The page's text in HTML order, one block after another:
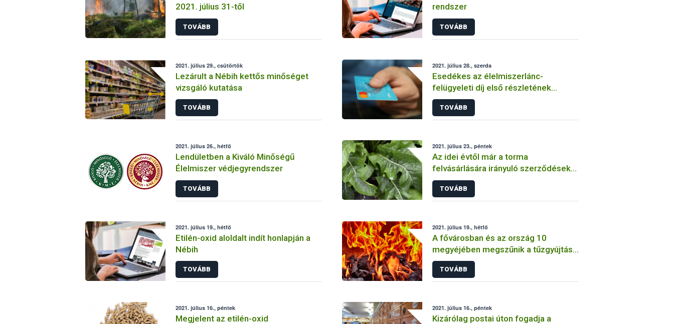
2021. július 31-től
TOVÁBB
rendszer
TOVÁBB
2021. július 29., csütörtök
Lezárult a Nébih kettős minőséget
vizsgáló kutatása
TOVÁBB
2021. július 28., szerda
Esedékes az élelmiszerlánc-
felügyeleti díj első részletének
befizetése
TOVÁBB
2021. július 26., hétfő
Lendületben a Kiváló Minőségű
Élelmiszer védjegyrendszer
TOVÁBB
2021. július 23., péntek
Az idei évtől már a torma
felvásárlására irányuló szerződéseket
is kötelező írásba foglalni
TOVÁBB
2021. július 19., hétfő
Etilén-oxid aloldalt indít honlapján a
Nébih
TOVÁBB
2021. július 19., hétfő
A fővárosban és az ország 10
megyéjében megszűnik a tűzgyújtási
tilalom
TOVÁBB
2021. július 16., péntek
Megjelent az etilén-oxid
2021. július 16., péntek
Kizárólag postai úton fogadja a